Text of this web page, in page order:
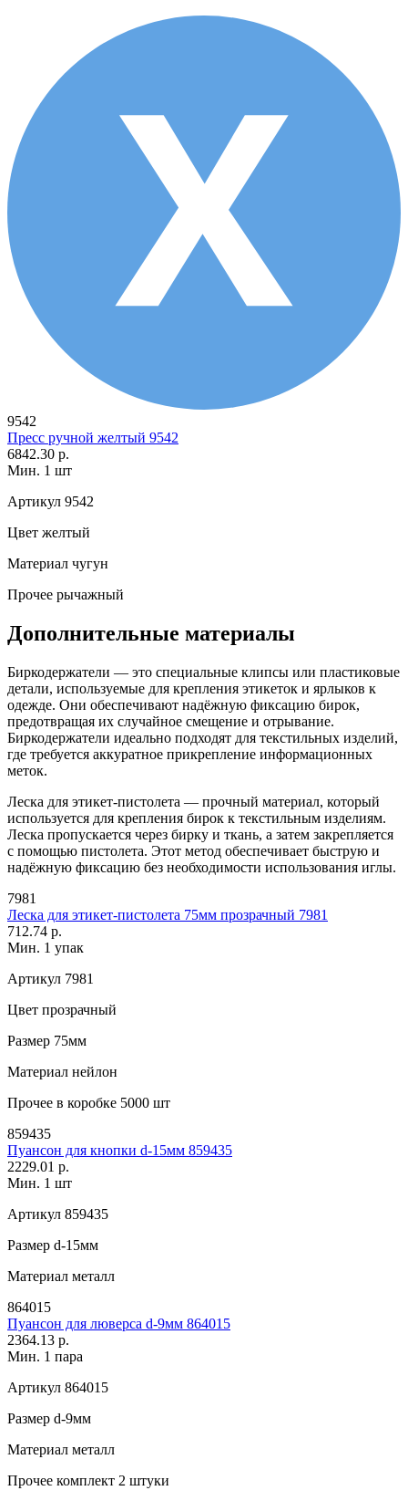
9542
Пресс ручной желтый 9542
6842.30 р.
Мин. 1 шт
Артикул 9542
Цвет желтый
Материал чугун
Прочее рычажный
Дополнительные материалы
Биркодержатели — это специальные клипсы или пластиковые
детали, используемые для крепления этикеток и ярлыков к
одежде. Они обеспечивают надёжную фиксацию бирок,
предотвращая их случайное смещение и отрывание.
Биркодержатели идеально подходят для текстильных изделий,
где требуется аккуратное прикрепление информационных
меток.
Леска для этикет-пистолета — прочный материал, который
используется для крепления бирок к текстильным изделиям.
Леска пропускается через бирку и ткань, а затем закрепляется
с помощью пистолета. Этот метод обеспечивает быструю и
надёжную фиксацию без необходимости использования иглы.
7981
Леска для этикет-пистолета 75мм прозрачный 7981
712.74 р.
Мин. 1 упак
Артикул 7981
Цвет прозрачный
Размер 75мм
Материал нейлон
Прочее в коробке 5000 шт
859435
Пуансон для кнопки d-15мм 859435
2229.01 р.
Мин. 1 шт
Артикул 859435
Размер d-15мм
Материал металл
864015
Пуансон для люверса d-9мм 864015
2364.13 р.
Мин. 1 пара
Артикул 864015
Размер d-9мм
Материал металл
Прочее комплект 2 штуки